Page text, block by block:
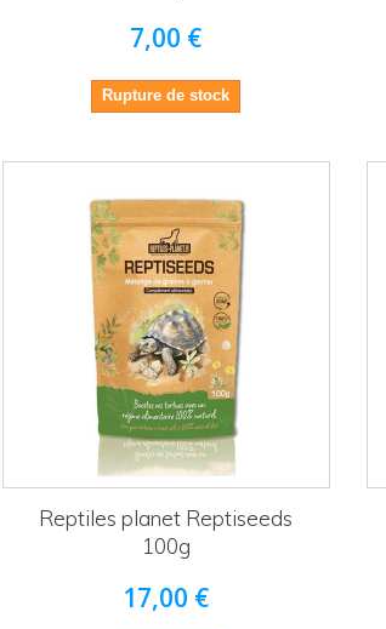
7,00 €
Rupture de stock
Reptiles planet Reptiseeds
100g
17,00 €